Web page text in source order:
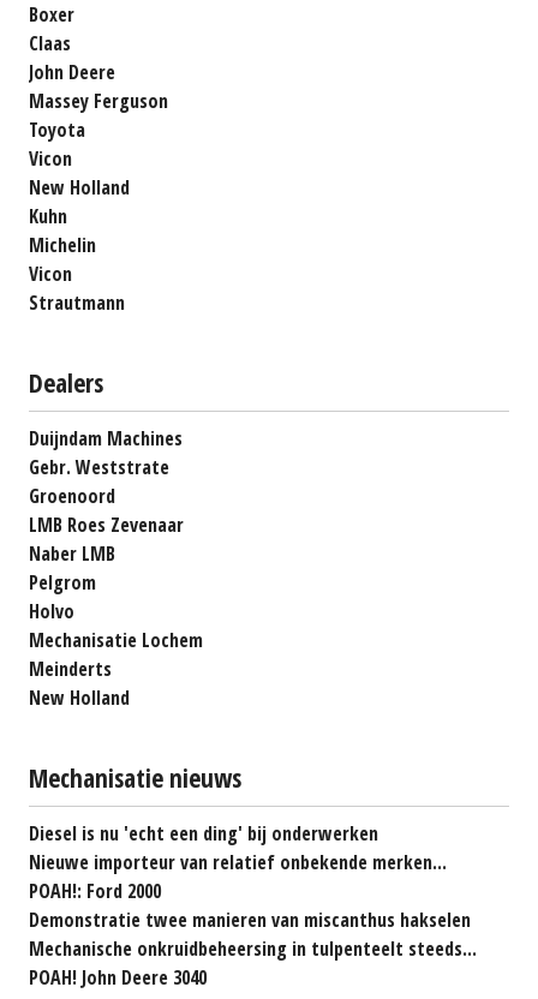
Boxer
Claas
John Deere
Massey Ferguson
Toyota
Vicon
New Holland
Kuhn
Michelin
Vicon
Strautmann
Dealers
Duijndam Machines
Gebr. Weststrate
Groenoord
LMB Roes Zevenaar
Naber LMB
Pelgrom
Holvo
Mechanisatie Lochem
Meinderts
New Holland
Mechanisatie nieuws
Diesel is nu 'echt een ding' bij onderwerken
Nieuwe importeur van relatief onbekende merken...
POAH!: Ford 2000
Demonstratie twee manieren van miscanthus hakselen
Mechanische onkruidbeheersing in tulpenteelt steeds...
POAH! John Deere 3040